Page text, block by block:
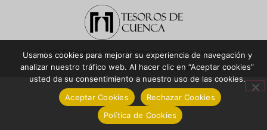
© 2026 Diócesis de Cuenca - Todos los derechos reservados
Política de Privacidad / Aviso LegalPolítica de Cookies
Usamos cookies para mejorar su experiencia de navegación y
analizar nuestro tráfico web. Al hacer clic en “Aceptar cookies”
usted da su consentimiento a nuestro uso de las cookies.
Aceptar Cookies
Rechazar Cookies
Política de Cookies